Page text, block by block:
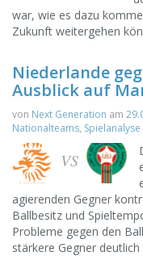
war, wie es dazu
Zukunft weitergehen
Niederlande
Ausblick auf
von Next Generation am
Nationalteams, Spielanalyse
VS
agierenden Gegner
Ballbesitz und
Probleme gegen den
stärkere Gegner